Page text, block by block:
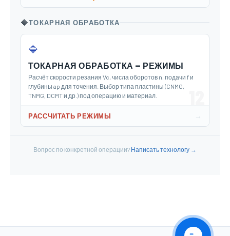
🔶ТОКАРНАЯ ОБРАБОТКА
🔷
ТОКАРНАЯ ОБРАБОТКА — РЕЖИМЫ
Расчёт скорости резания Vc, числа оборотов n, подачи f и
глубины ap для точения. Выбор типа пластины (CNMG,
TNMG, DCMT и др.) под операцию и материал.
РАССЧИТАТЬ РЕЖИМЫ →
Вопрос по конкретной операции? Написать технологу →